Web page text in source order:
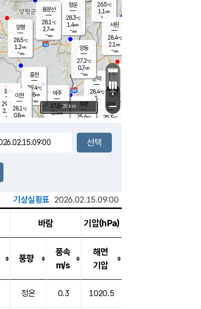
문막
28.4℃
2.5m/s
mm
부론
25.6℃
청운
28.3℃
1.4m/s
-mm
여주
27.8℃
0.4m/s
양동
27.2℃
0.7m/s
-mm
장호원
흥천
29.4℃
0.8m/s
-mm
설봉
29.3
2.3 m/s
- mm
26.5℃
1.1 m/s
- mm
귀래
25.3℃
서원
28.4℃
2.1 m/s
-mm
용문산
28.1℃
2.7m/s
-mm
이천
28.1℃
0.8m/s
양평
28.5℃
1.2m/s
-mm
+
−
20 km
기상실황표 2026.02.15.09:00
바람 기압(hPa)
풍향
풍속
m/s
해면
기압
정온 0.3 1020.5